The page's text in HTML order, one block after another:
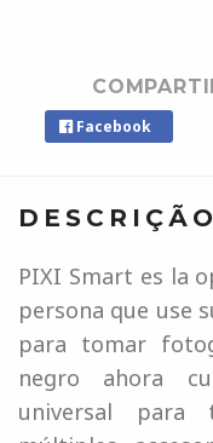
Facebook
DESCRIÇÃO
PIXI Smart es la
persona que use
para tomar
negro ahora
universal para